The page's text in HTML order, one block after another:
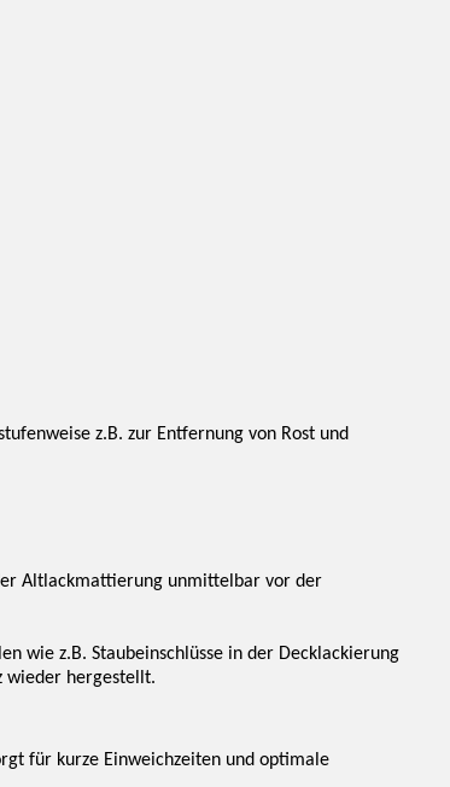
z.B. zur Entfernung von Rost und
Altlackmattierung unmittelbar vor der
wie z.B. Staubeinschlüsse in der Decklackierung
wieder hergestellt.
für kurze Einweichzeiten und optimale